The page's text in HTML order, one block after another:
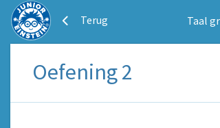
Terug Taal
Oefening 2